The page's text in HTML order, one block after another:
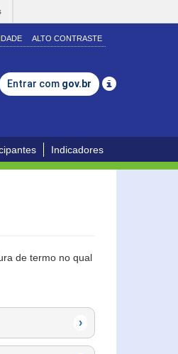
ALTO CONTRASTE
Entrar com gov.br
Indicadores
de termo no qual
›